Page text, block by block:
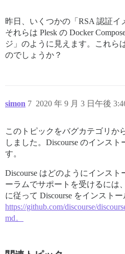
昨日、いくつかの「RSA 認証イ
それらは Plesk の Docker
ジ」のように見えます。これら
のでしょうか？
simon 2020 年 9 月 3 日午後
7
このトピックをバグカテゴリか
しました。Discourse のインス
す。
Discourse はどのようにインス
ーラムでサポートを受けるには
に従って Discourse をインスト
https://github.com/discourse/
md。